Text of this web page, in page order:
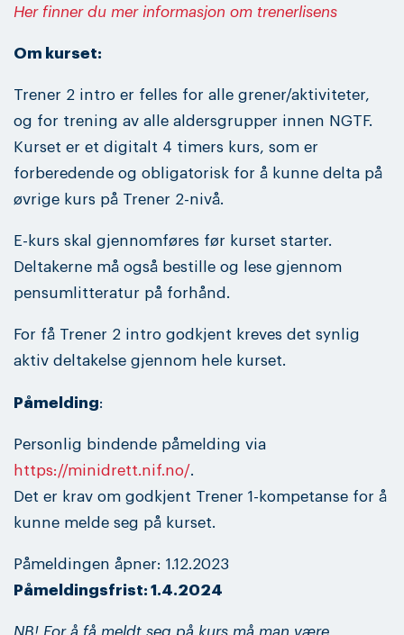
Her finner du mer informasjon om trenerlisens
Om kurset:
Trener 2 intro er felles for alle grener/aktiviteter,
og for trening av alle aldersgrupper innen NGTF.
Kurset er et digitalt 4 timers kurs, som er
forberedende og obligatorisk for å kunne delta på
øvrige kurs på Trener 2-nivå.
E-kurs skal gjennomføres før kurset starter.
Deltakerne må også bestille og lese gjennom
pensumlitteratur på forhånd.
For få Trener 2 intro godkjent kreves det synlig
aktiv deltakelse gjennom hele kurset.
Påmelding:
Personlig bindende påmelding via
https://minidrett.nif.no/.
Det er krav om godkjent Trener 1-kompetanse for å
kunne melde seg på kurset.
Påmeldingen åpner: 1.12.2023
Påmeldingsfrist: 1.4.2024
NB! For å få meldt seg på kurs må man være